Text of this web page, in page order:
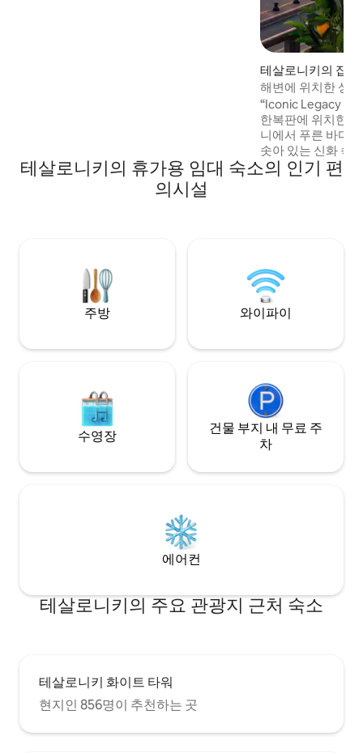
테살로니키의 집
해변에 위치한 상
트
“Iconic Legacy
한복판에 위치한
니에서 푸른 바다,
솟아 있는 신화 속
전망을 감상할 수
테일은 비교할 수
테살로니키의 휴가용 임대 숙소의 인기 편
의시설
주방 와이파이
수영장
건물 부지 내 무료 주
차
에어컨
테살로니키의 주요 관광지 근처 숙소
테살로니키 화이트 타워
현지인 856명이 추천하는 곳